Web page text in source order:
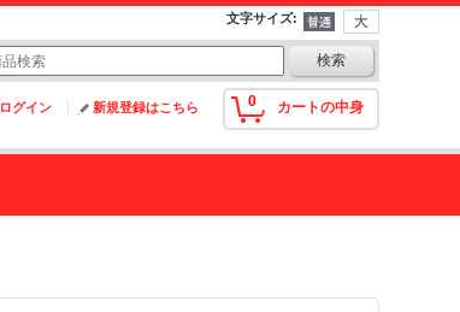
文字サイズ:
0 カートの中身
ログイン 新規登録はこちら